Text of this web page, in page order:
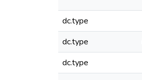
dc.type
dc.type
dc.type